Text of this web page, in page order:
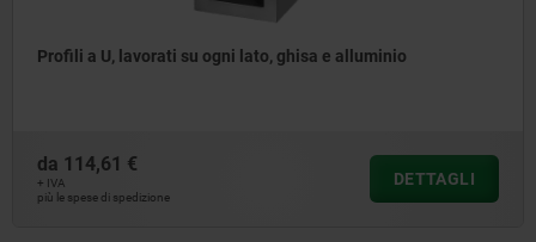
Profili a U, lavorati su ogni lato, ghisa e alluminio
da 114,61 €
+ IVA
più le spese di spedizione
DETTAGLI